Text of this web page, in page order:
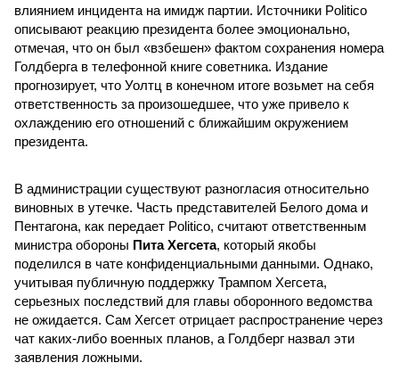
влиянием инцидента на имидж партии. Источники Politico
описывают реакцию президента более эмоционально,
отмечая, что он был «взбешен» фактом сохранения номера
Голдберга в телефонной книге советника. Издание
прогнозирует, что Уолтц в конечном итоге возьмет на себя
ответственность за произошедшее, что уже привело к
охлаждению его отношений с ближайшим окружением
президента.
В администрации существуют разногласия относительно
виновных в утечке. Часть представителей Белого дома и
Пентагона, как передает Politico, считают ответственным
министра обороны Пита Хегсета, который якобы
поделился в чате конфиденциальными данными. Однако,
учитывая публичную поддержку Трампом Хегсета,
серьезных последствий для главы оборонного ведомства
не ожидается. Сам Хегсет отрицает распространение через
чат каких-либо военных планов, а Голдберг назвал эти
заявления ложными.